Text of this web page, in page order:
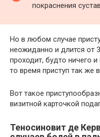
покраснения
Но в любом случае
неожиданно и длится от
проходит, будто ничего
то время приступ так же
Вот такое
визитной карточкой
Теносиновит де